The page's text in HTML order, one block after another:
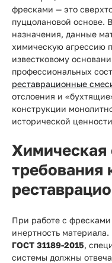
фресками — это
пуццолановой основе.
назначения, данные
химическую агрессию
известковому
профессиональных
реставрационные
отслоения и
конструкции
исторической
Химическая
требования
При работе с
инертность
ГОСТ 31189-2015,
системы должны